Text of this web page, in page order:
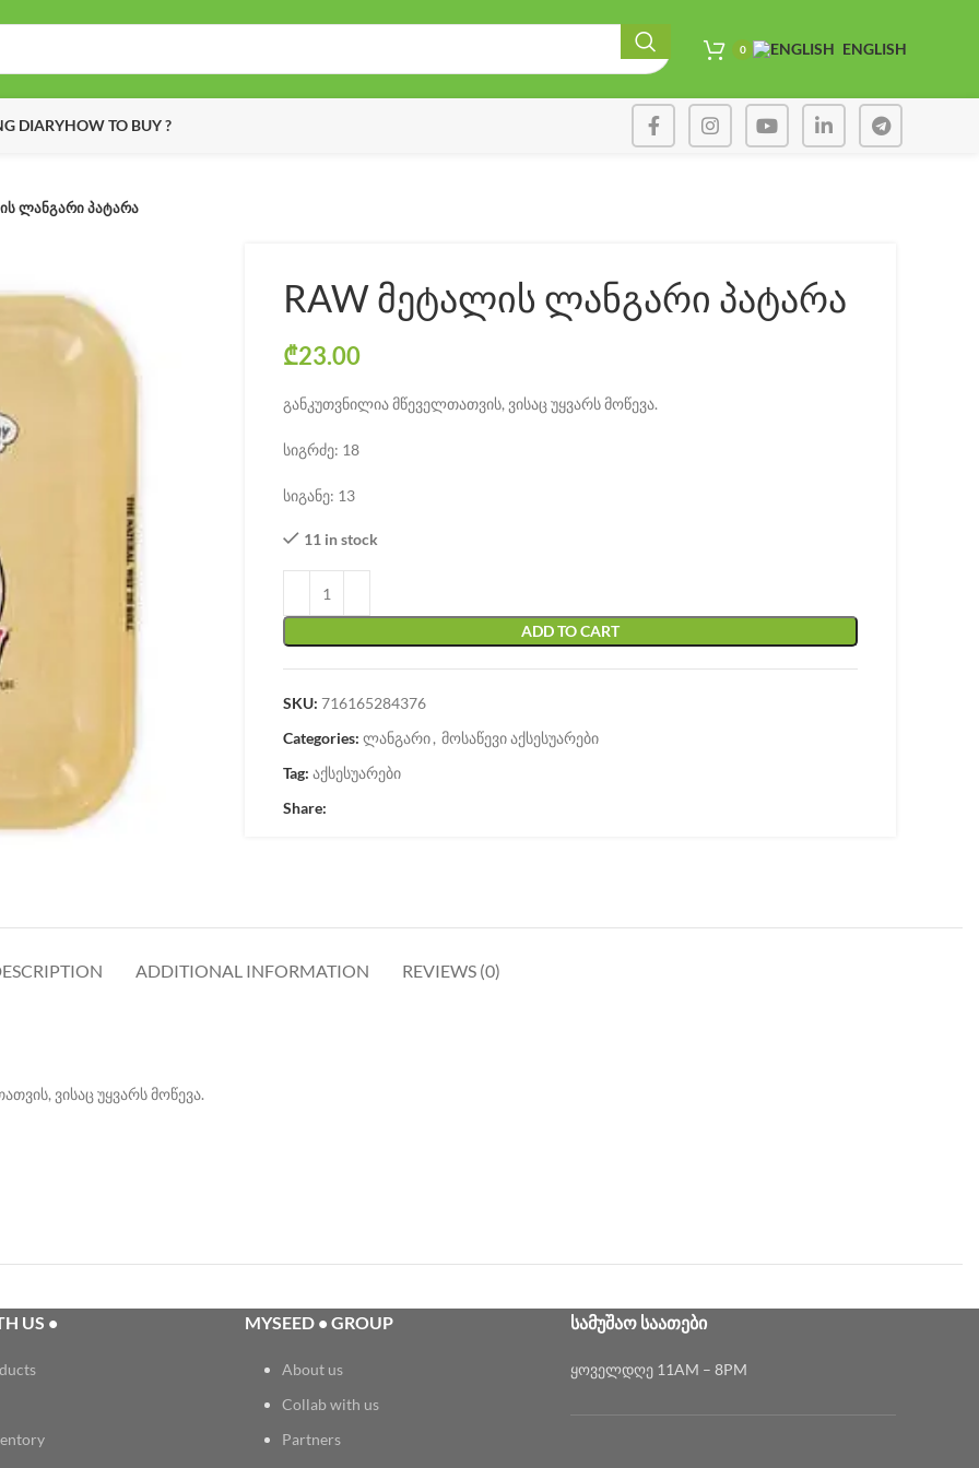
0 ENGLISH
DIARYHOW TO BUY ?
ლანგარი პატარა
RAW მეტალის ლანგარი პატარა
₾23.00
განკუთვნილია მწეველთათვის, ვისაც უყვარს მოწევა.
სიგრძე: 18
სიგანე: 13
11 in stock
ADD TO CART
SKU: 716165284376
Categories: ლანგარი, მოსაწევი აქსესუარები
Tag: აქსესუარები
Share:
ADDITIONAL INFORMATION REVIEWS (0)
ვისაც უყვარს მოწევა.
US • MYSEED • GROUP
About us
Collab with us
Partners
ᲡᲐᲛᲣᲨᲐᲝ ᲡᲐᲐᲗᲔᲑᲘ
ყოველდღე 11AM – 8PM